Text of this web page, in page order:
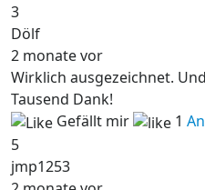
3
Dölf
2 monate vor
Wirklich ausgezeichnet.
Tausend Dank!
Gefällt mir
1
5
jmp1253